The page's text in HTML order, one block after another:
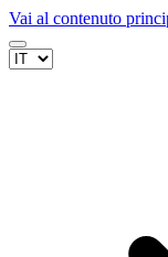
Vai al contenuto